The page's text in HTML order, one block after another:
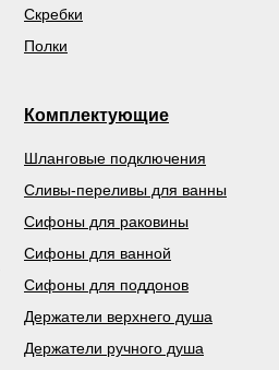
Скребки
Полки
Сифоны для поддонов
Держатели верхнего душа
Держатели ручного душа
Сливы-переливы для ванны
Сифоны для ванной
Шланговые подключения
Сифоны для раковины
Комплектующие